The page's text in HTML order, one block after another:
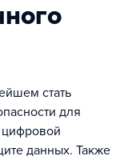
стать
для
цифровой
данных. Также